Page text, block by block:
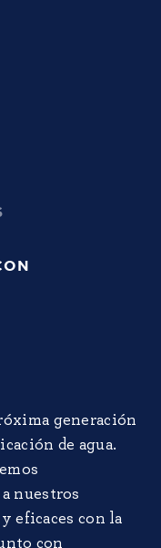
generación
de agua.
nuestros
eficaces con la
con